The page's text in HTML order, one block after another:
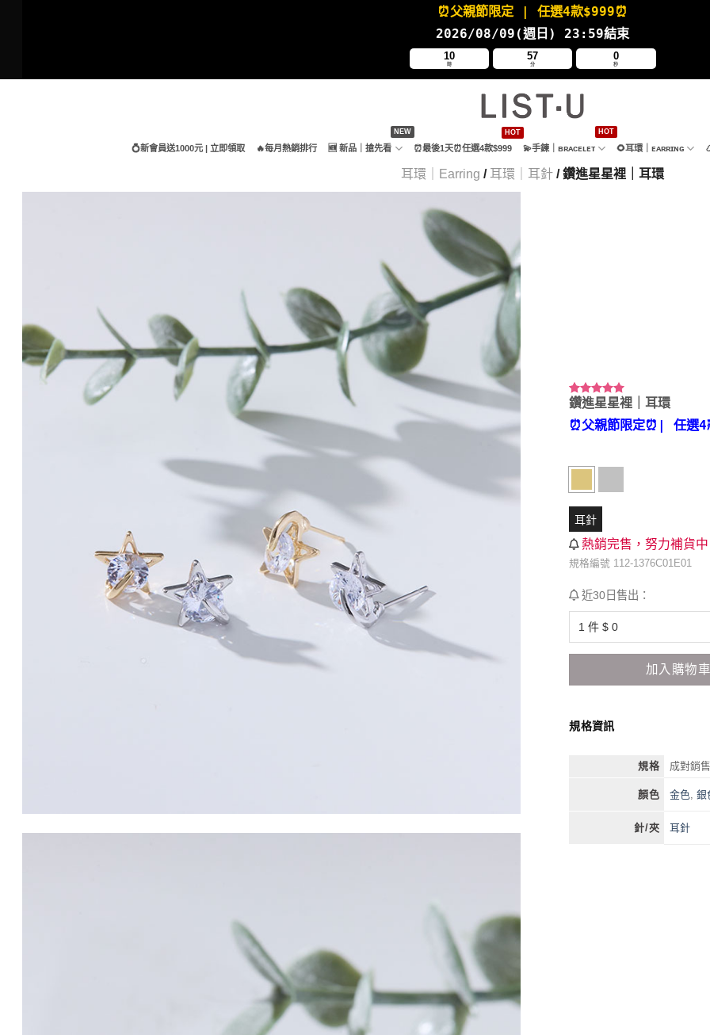
⏰父親節限定 | 任選4款$999⏰
2026/08/09(週日 ) 23:59結束
10
時
56
分
59
秒
💍新會員送1000元 | 立即領取 🔥每月熱銷排行 🆕 新品｜搶先看 ⏰最後1天⏰任選4款$999 💫手鍊｜ʙʀᴀᴄᴇʟᴇᴛ 🌻耳環｜ᴇᴀʀʀɪɴɢ
耳環｜Earring / 耳環｜耳針/ 鑽進星星裡｜耳環
評分5.00
/ 5，已有
2
位顧客進行
鑽進星星裡｜耳環
⏰父親節限定⏰ | 任選4
耳針
熱銷完售，努力補貨
規格編號 112-1376C01E01
近30日售出：
加入購物車
規格資訊
規格 成對銷售
顏色 金色, 銀
針/夾 耳針